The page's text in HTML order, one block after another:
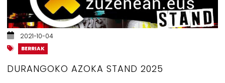
2021-10-04
BERRIAK
DURANGOKO AZOKA STAND 2025